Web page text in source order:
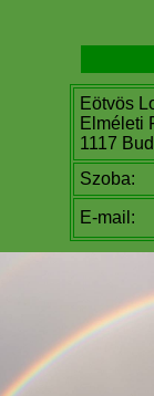
Eötvös
Elméleti
1117
Szoba:
E-mail: